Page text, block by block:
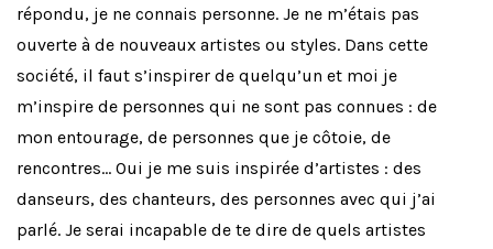
répondu, je ne connais personne. Je ne m’étais pas
ouverte à de nouveaux artistes ou styles. Dans cette
société, il faut s’inspirer de quelqu’un et moi je
m’inspire de personnes qui ne sont pas connues : de
mon entourage, de personnes que je côtoie, de
rencontres… Oui je me suis inspirée d’artistes : des
danseurs, des chanteurs, des personnes avec qui j’ai
parlé. Je serai incapable de te dire de quels artistes